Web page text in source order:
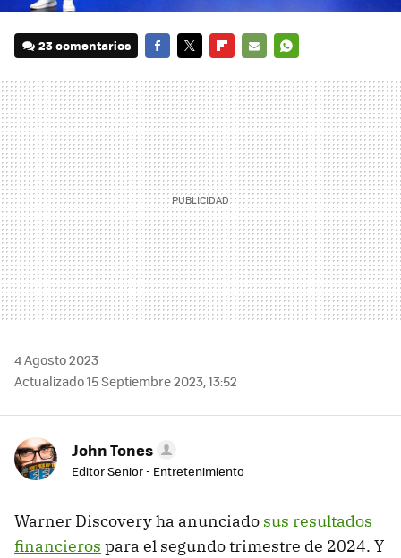
23 comentarios
MAIL
4 Agosto 2023
Actualizado 15 Septiembre 2023, 13:52
John Tones
Editor Senior - Entretenimiento
Warner Discovery ha anunciado sus resultados
financieros para el segundo trimestre de 2024. Y